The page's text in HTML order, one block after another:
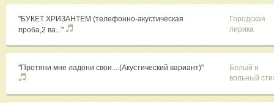
"БУКЕТ ХРИЗАНТЕМ (телефонно-акустическая
проба,2 ва..."
Городская
лирика
"Протяни мне ладони свои....(Акустический вариант)"
Белый и
вольный